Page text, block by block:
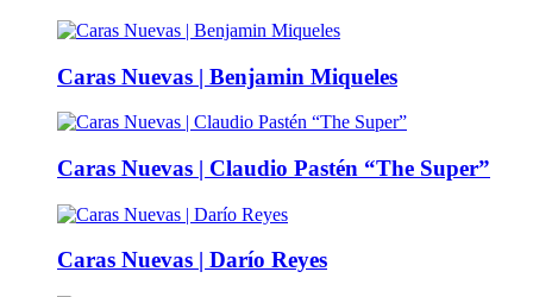
Caras Nuevas | Benjamin Miqueles
Caras Nuevas | Claudio Pastén “The Super”
Caras Nuevas | Darío Reyes